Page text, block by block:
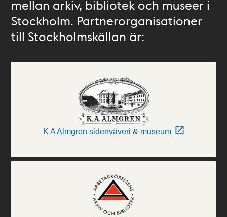
mellan arkiv, bibliotek och museer i
Stockholm. Partnerorganisationer
till Stockholmskällan är:
K A Almgren sidenväveri & museum